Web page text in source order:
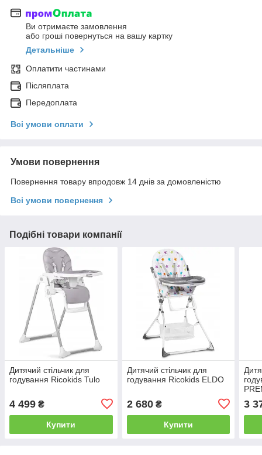
Ви отримаєте замовлення
або гроші повернуться на вашу картку
Детальніше
Оплатити частинами
Післяплата
Передоплата
Всі умови оплати
Умови повернення
Повернення товару впродовж 14 днів за домовленістю
Всі умови повернення
Подібні товари компанії
Дитячий стільчик для
годування Ricokids Tulo
4 499 ₴
Купити
Дитячий стільчик для
годування Ricokids ELDO
2 680₴
Купити
3